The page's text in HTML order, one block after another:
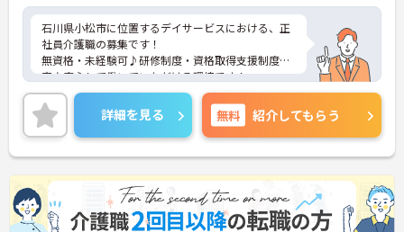
石川県小松市に位置するデイサービスにおける、正
社員介護職の募集です！
無資格・未経験可♪研修制度・資格取得支援制度充
実♪安心して働いていただける環境です！
ご興味ある方には、面接対策ポイントなど、さらに
詳細をお話しいたしますのでお気軽にご相談くださ
い。
詳細を見る 無料 紹介してもらう